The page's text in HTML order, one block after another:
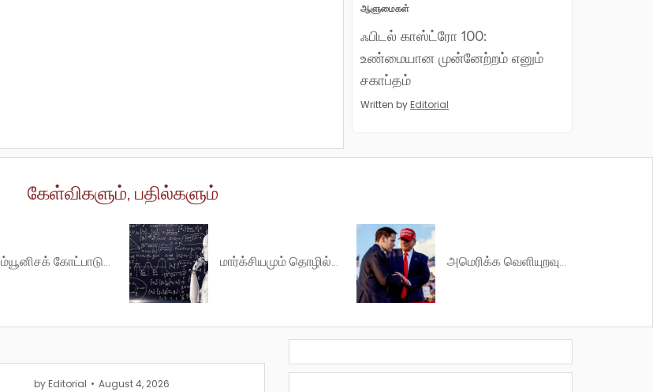
ஆளுமைகள்
ஃபிடல் காஸ்ட்ரோ 100:
உண்மையான முன்னேற்றம் எனும்
சகாப்தம்
Written by Editorial
கேள்விகளும், பதில்களும்
by Editorial August 4, 2026